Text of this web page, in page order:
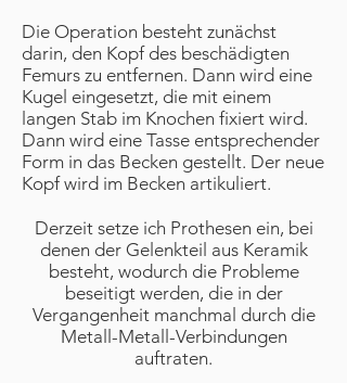
Die Operation besteht zunächst
darin, den Kopf des beschädigten
Femurs zu entfernen. Dann wird eine
Kugel eingesetzt, die mit einem
langen Stab im Knochen fixiert wird.
Dann wird eine Tasse entsprechender
Form in das Becken gestellt. Der neue
Kopf wird im Becken artikuliert.
Derzeit setze ich Prothesen ein, bei
denen der Gelenkteil aus Keramik
besteht, wodurch die Probleme
beseitigt werden, die in der
Vergangenheit manchmal durch die
Metall-Metall-Verbindungen
auftraten.